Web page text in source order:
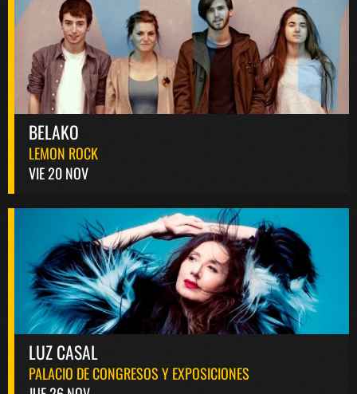
BELAKO
LEMON ROCK
VIE 20 NOV
LUZ CASAL
PALACIO DE CONGRESOS Y EXPOSICIONES